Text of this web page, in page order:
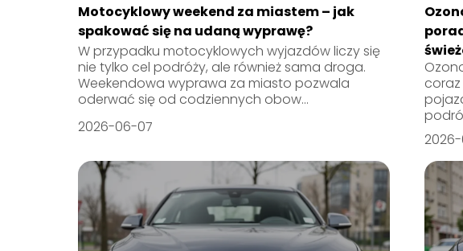
Motocyklowy weekend za miastem – jak
spakować się na udaną wyprawę?
W przypadku motocyklowych wyjazdów liczy się
nie tylko cel podróży, ale również sama droga.
Weekendowa wyprawa za miasto pozwala
oderwać się od codziennych obow...
2026-06-07
coraz
2026-